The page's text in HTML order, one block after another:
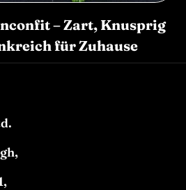
– Zart, Knusprig
für Zuhause